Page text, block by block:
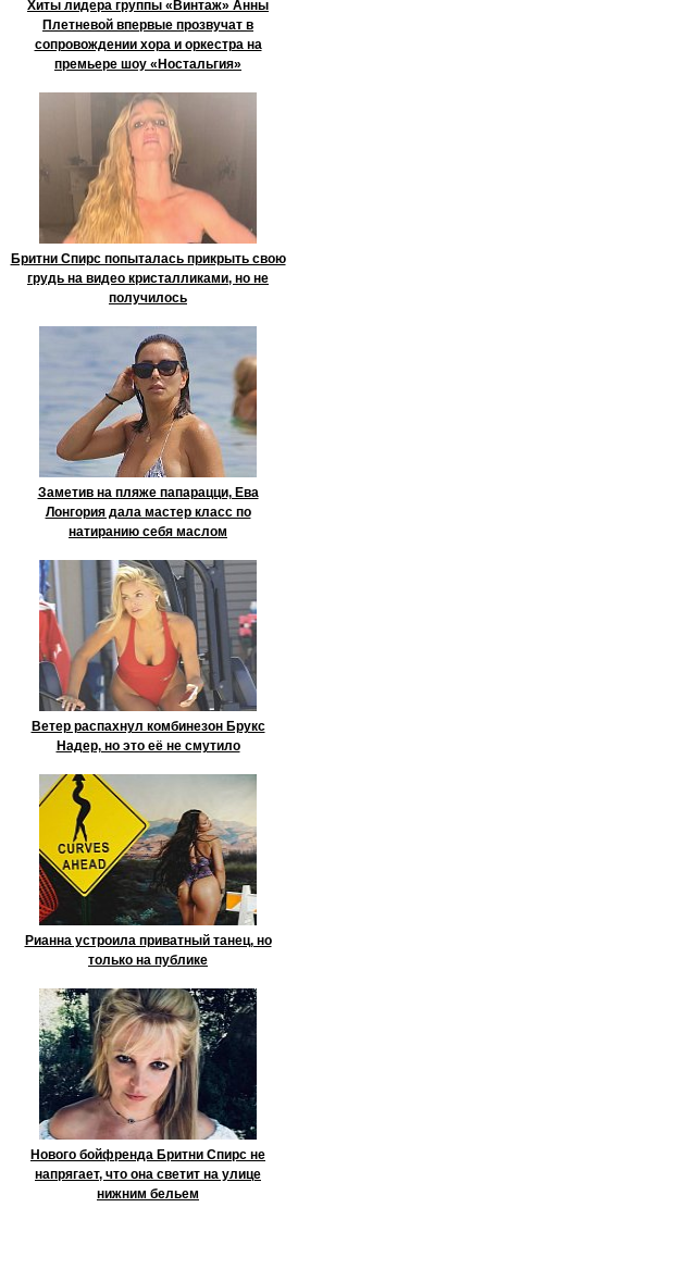
Хиты лидера группы «Винтаж» Анны
Плетневой впервые прозвучат в
сопровождении хора и оркестра на
премьере шоу «Ностальгия»
Бритни Спирс попыталась прикрыть свою
грудь на видео кристалликами, но не
получилось
Заметив на пляже папарацци, Ева
Лонгория дала мастер класс по
натиранию себя маслом
Ветер распахнул комбинезон Брукс
Надер, но это её не смутило
Рианна устроила приватный танец, но
только на публике
Нового бойфренда Бритни Спирс не
напрягает, что она светит на улице
нижним бельем